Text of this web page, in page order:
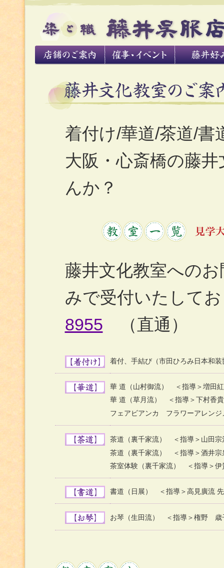
着付け/華道/茶道/書
大阪・心斎橋の藤
んか？
藤井文化教室への
みで受付いたして
8955 （直通）
着付、手結び（市田ひろみ日本和
華 道（山村御流） ＜指導＞増田
華 道（草月流） ＜指導＞下村香
フェアビアンカ フラワーアレン
茶道（裏千家流） ＜指導＞山田
茶道（裏千家流） ＜指導＞酒井
茶室体験（裏千家流） ＜指導＞伊
書道（日展） ＜指導＞高見廣流
お琴（生田流） ＜指導＞権野